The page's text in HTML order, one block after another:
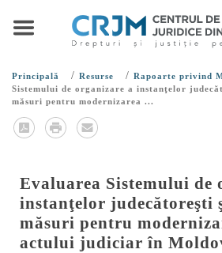
Principală / Resurse / Rapoarte privind
Sistemului de organizare a instanţelor
măsuri pentru modernizarea ...
Evaluarea Sistemului de
instanţelor judecătoreşti
măsuri pentru
actului judiciar în